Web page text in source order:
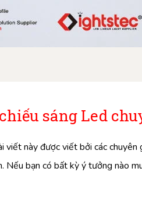
sáng Led
viết này được viết bởi các
Nếu bạn có bất kỳ ý tưởng nào